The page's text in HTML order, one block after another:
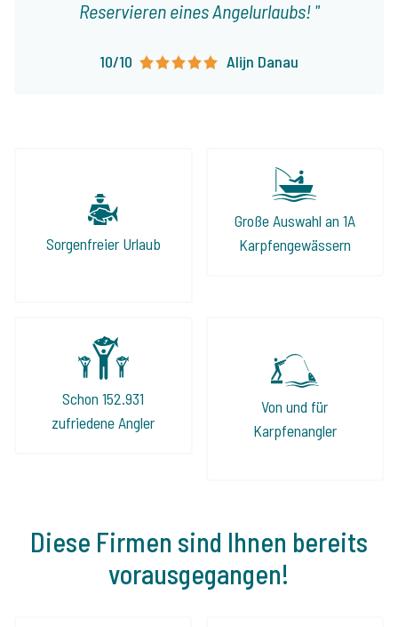
Reservieren eines Angelurlaubs!
10/10 Alijn Danau
Sorgenfreier Urlaub
Große Auswahl an 1A
Karpfengewässern
Schon 152.931
zufriedene Angler
Von und für
Karpfenangler
Diese Firmen sind Ihnen bereits
vorausgegangen!